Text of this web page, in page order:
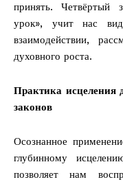
принять. Четвёртый
урок», учит нас
взаимодействии,
духовного роста.
Практика исцеления
законов
Осознанное
глубинному
позволяет нам